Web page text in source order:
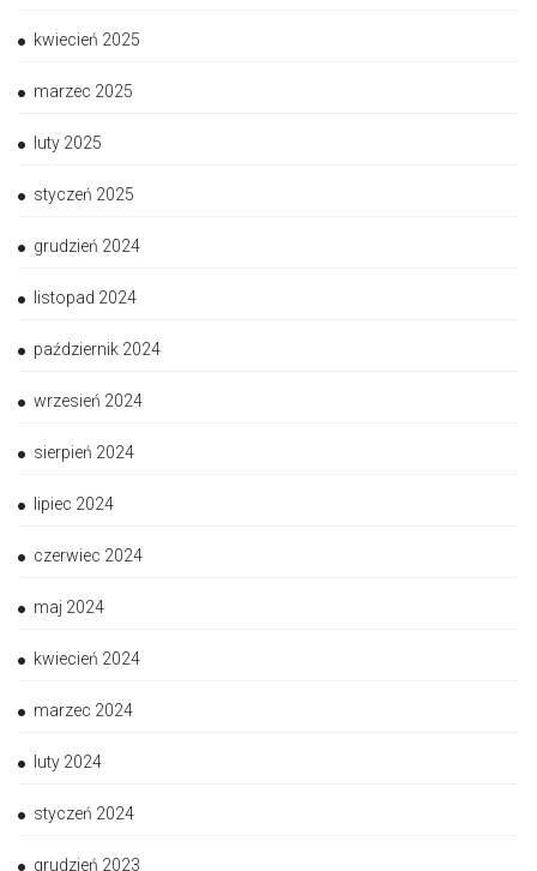
kwiecień 2025
marzec 2025
luty 2025
styczeń 2025
grudzień 2024
listopad 2024
październik 2024
wrzesień 2024
sierpień 2024
lipiec 2024
czerwiec 2024
maj 2024
kwiecień 2024
marzec 2024
luty 2024
styczeń 2024
grudzień 2023